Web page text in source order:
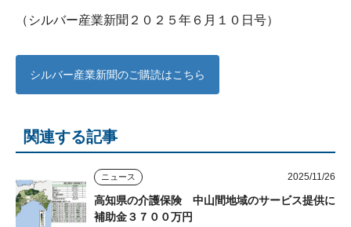
（シルバー産業新聞２０２５年６月１０日号）
シルバー産業新聞のご購読はこちら
関連する記事
ニュース 2025/11/26
高知県の介護保険 中山間地域のサービス提供に
補助金３７００万円